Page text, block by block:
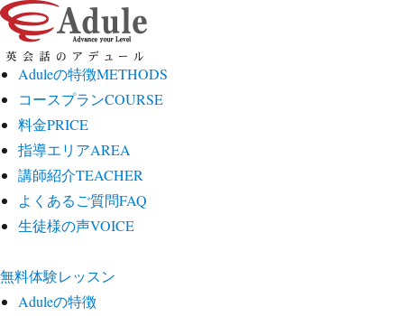
Aduleの特徴METHODS
コースプランCOURSE
料金PRICE
指導エリアAREA
講師紹介TEACHER
よくあるご質問FAQ
生徒様の声VOICE
無料体験レッスン
Aduleの特徴